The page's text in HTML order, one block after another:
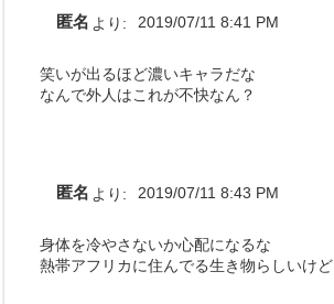
匿名 より: 2019/07/11 8:41 PM
笑いが出るほど濃いキャラだな
なんで外人はこれが不快なん？
匿名 より: 2019/07/11 8:43 PM
身体を冷やさないか心配になるな
熱帯アフリカに住んでる生き物らしいけど